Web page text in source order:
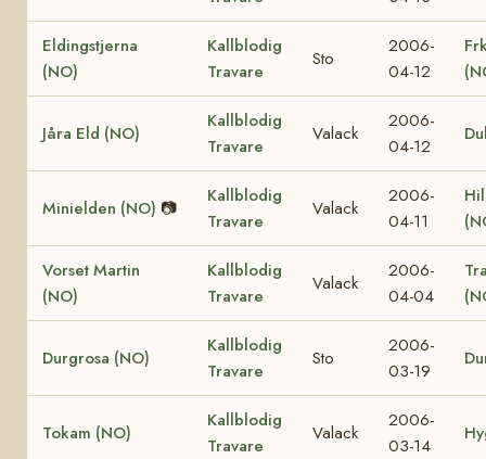
Eldingstjerna
(NO)
Kallblodig
Travare
Sto
2006-
04-12
Jåra Eld (NO)
Kallblodig
Travare
Valack
2006-
04-12
Minielden (NO) 📷
Kallblodig
Travare
Valack
2006-
04-11
Vorset Martin
(NO)
Kallblodig
Travare
Valack
2006-
04-04
Durgrosa (NO)
Kallblodig
Travare
Sto
2006-
03-19
Tokam (NO)
Kallblodig
Travare
Valack
2006-
03-14